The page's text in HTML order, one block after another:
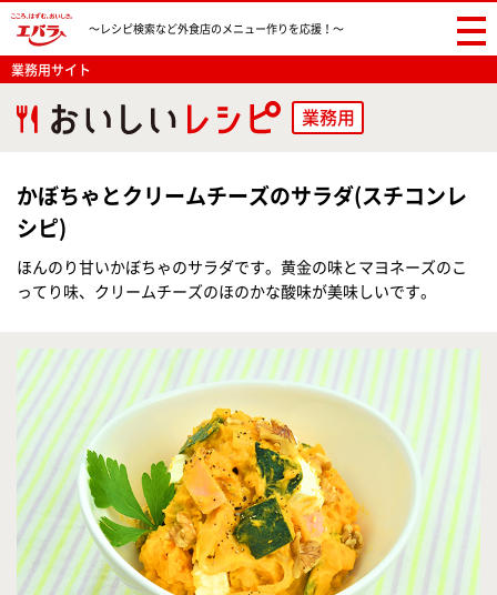
〜レシピ検索など外食店のメニュー作りを応援！〜
業務用サイト
業務用
かぼちゃとクリームチーズのサラダ(スチコンレ
シピ)
ほんのり甘いかぼちゃのサラダです。黄金の味とマヨネーズのこ
ってり味、クリームチーズのほのかな酸味が美味しいです。